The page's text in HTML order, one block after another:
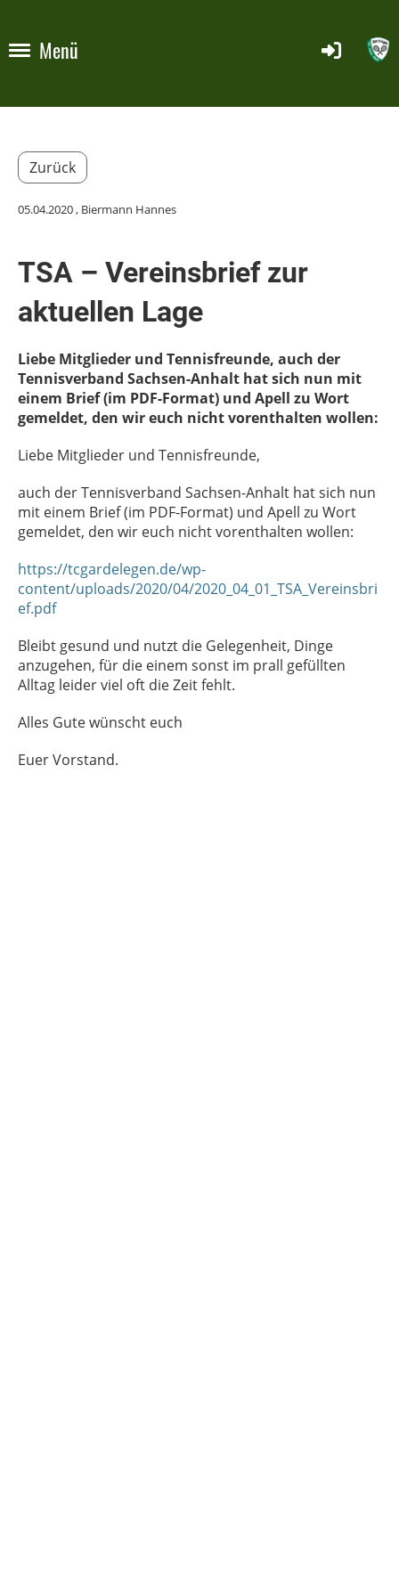
Menü
Zurück
05.04.2020, Biermann Hannes
TSA – Vereinsbrief zur
aktuellen Lage
Liebe Mitglieder und Tennisfreunde, auch der
Tennisverband Sachsen-Anhalt hat sich nun mit
einem Brief (im PDF-Format) und Apell zu Wort
gemeldet, den wir euch nicht vorenthalten wollen:
Liebe Mitglieder und Tennisfreunde,
auch der Tennisverband Sachsen-Anhalt hat sich nun
mit einem Brief (im PDF-Format) und Apell zu Wort
gemeldet, den wir euch nicht vorenthalten wollen:
https://tcgardelegen.de/wp-
content/uploads/2020/04/2020_04_01_TSA_Vereinsbri
ef.pdf
Bleibt gesund und nutzt die Gelegenheit, Dinge
anzugehen, für die einem sonst im prall gefüllten
Alltag leider viel oft die Zeit fehlt.
Alles Gute wünscht euch
Euer Vorstand.